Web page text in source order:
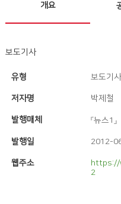
개요
보도기사
유형 보도기사
저자명 박제철
발행매체 『뉴스1』
발행일 2012-
웹주소
https://
2